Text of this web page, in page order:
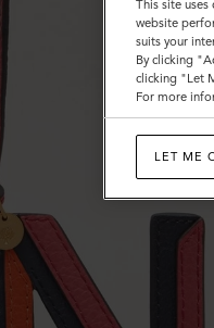
This site
website
suits your
By clicking
clicking "Let
For more
LET ME